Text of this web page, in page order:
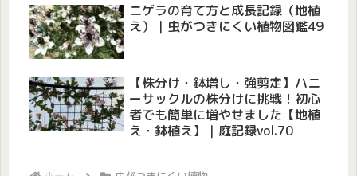
ニゲラの育て方と成長記録（地植
え）｜虫がつきにくい植物図鑑49
【株分け・鉢増し・強剪定】ハニ
ーサックルの株分けに挑戦！初心
者でも簡単に増やせました【地植
え・鉢植え】｜庭記録vol.70